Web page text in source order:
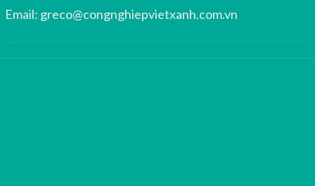
Email: greco@congnghiepvietxanh.com.vn